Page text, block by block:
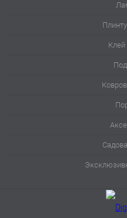
Клей